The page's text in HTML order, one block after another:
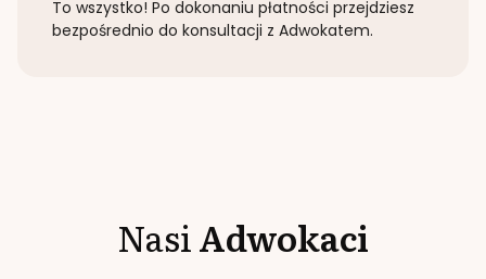
To wszystko! Po dokonaniu płatności przejdziesz
bezpośrednio do konsultacji z Adwokatem.
NasiAdwokaci